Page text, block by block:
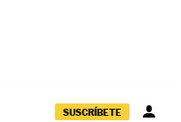
SUSCRÍBETE